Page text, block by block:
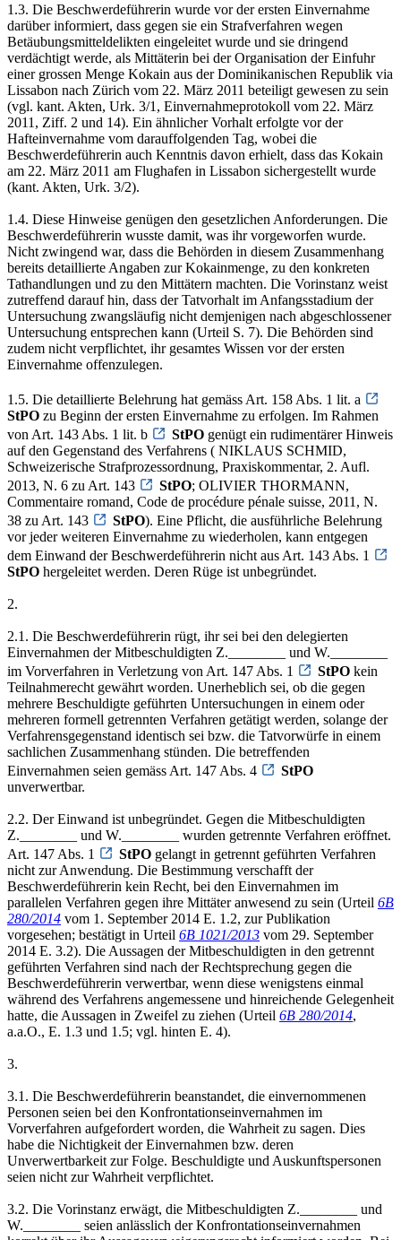
1.3. Die Beschwerdeführerin wurde vor der ersten Einvernahme
darüber informiert, dass gegen sie ein Strafverfahren wegen
Betäubungsmitteldelikten eingeleitet wurde und sie dringend
verdächtigt werde, als Mittäterin bei der Organisation der Einfuhr
einer grossen Menge Kokain aus der Dominikanischen Republik via
Lissabon nach Zürich vom 22. März 2011 beteiligt gewesen zu sein
(vgl. kant. Akten, Urk. 3/1, Einvernahmeprotokoll vom 22. März
2011, Ziff. 2 und 14). Ein ähnlicher Vorhalt erfolgte vor der
Hafteinvernahme vom darauffolgenden Tag, wobei die
Beschwerdeführerin auch Kenntnis davon erhielt, dass das Kokain
am 22. März 2011 am Flughafen in Lissabon sichergestellt wurde
(kant. Akten, Urk. 3/2).
1.4. Diese Hinweise genügen den gesetzlichen Anforderungen. Die
Beschwerdeführerin wusste damit, was ihr vorgeworfen wurde.
Nicht zwingend war, dass die Behörden in diesem Zusammenhang
bereits detaillierte Angaben zur Kokainmenge, zu den konkreten
Tathandlungen und zu den Mittätern machten. Die Vorinstanz weist
zutreffend darauf hin, dass der Tatvorhalt im Anfangsstadium der
Untersuchung zwangsläufig nicht demjenigen nach abgeschlossener
Untersuchung entsprechen kann (Urteil S. 7). Die Behörden sind
zudem nicht verpflichtet, ihr gesamtes Wissen vor der ersten
Einvernahme offenzulegen.
1.5. Die detaillierte Belehrung hat gemäss Art. 158 Abs. 1 lit. a
StPO zu Beginn der ersten Einvernahme zu erfolgen. Im Rahmen
von Art. 143 Abs. 1 lit. b
StPO genügt ein rudimentärer Hinweis
auf den Gegenstand des Verfahrens ( NIKLAUS SCHMID,
Schweizerische Strafprozessordnung, Praxiskommentar, 2. Aufl.
2013, N. 6 zu Art. 143
StPO; OLIVIER THORMANN,
Commentaire romand, Code de procédure pénale suisse, 2011, N.
38 zu Art. 143
StPO). Eine Pflicht, die ausführliche Belehrung
vor jeder weiteren Einvernahme zu wiederholen, kann entgegen
dem Einwand der Beschwerdeführerin nicht aus Art. 143 Abs. 1
StPO hergeleitet werden. Deren Rüge ist unbegründet.
2.
2.1. Die Beschwerdeführerin rügt, ihr sei bei den delegierten
Einvernahmen der Mitbeschuldigten Z.________ und W.________
im Vorverfahren in Verletzung von Art. 147 Abs. 1
StPO kein
Teilnahmerecht gewährt worden. Unerheblich sei, ob die gegen
mehrere Beschuldigte geführten Untersuchungen in einem oder
mehreren formell getrennten Verfahren getätigt werden, solange der
Verfahrensgegenstand identisch sei bzw. die Tatvorwürfe in einem
sachlichen Zusammenhang stünden. Die betreffenden
Einvernahmen seien gemäss Art. 147 Abs. 4
StPO
unverwertbar.
2.2. Der Einwand ist unbegründet. Gegen die Mitbeschuldigten
Z.________ und W.________ wurden getrennte Verfahren eröffnet.
Art. 147 Abs. 1
StPO gelangt in getrennt geführten Verfahren
nicht zur Anwendung. Die Bestimmung verschafft der
Beschwerdeführerin kein Recht, bei den Einvernahmen im
parallelen Verfahren gegen ihre Mittäter anwesend zu sein (Urteil 6B
280/2014 vom 1. September 2014 E. 1.2, zur Publikation
vorgesehen; bestätigt in Urteil 6B 1021/2013 vom 29. September
2014 E. 3.2). Die Aussagen der Mitbeschuldigten in den getrennt
geführten Verfahren sind nach der Rechtsprechung gegen die
Beschwerdeführerin verwertbar, wenn diese wenigstens einmal
während des Verfahrens angemessene und hinreichende Gelegenheit
hatte, die Aussagen in Zweifel zu ziehen (Urteil 6B 280/2014,
a.a.O., E. 1.3 und 1.5; vgl. hinten E. 4).
3.
3.1. Die Beschwerdeführerin beanstandet, die einvernommenen
Personen seien bei den Konfrontationseinvernahmen im
Vorverfahren aufgefordert worden, die Wahrheit zu sagen. Dies
habe die Nichtigkeit der Einvernahmen bzw. deren
Unverwertbarkeit zur Folge. Beschuldigte und Auskunftspersonen
seien nicht zur Wahrheit verpflichtet.
3.2. Die Vorinstanz erwägt, die Mitbeschuldigten Z.________ und
W.________ seien anlässlich der Konfrontationseinvernahmen